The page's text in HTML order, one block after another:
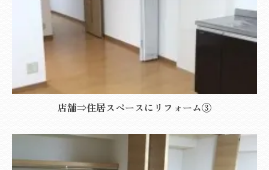
店舗⇒住居スペースにリフォーム③